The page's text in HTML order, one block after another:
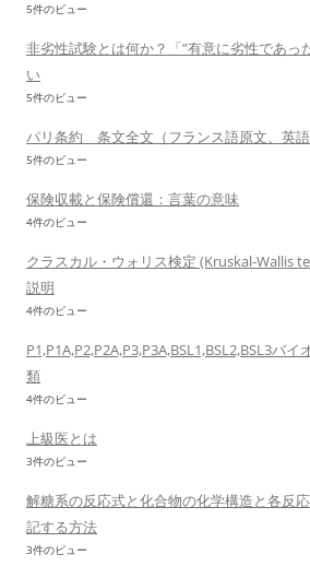
5件のビュー
非劣性試験とは何か？「”有意に劣性であっ
い
5件のビュー
パリ条約 条文全文（フランス語原文、英語
5件のビュー
保険収載と保険償還：言葉の意味
4件のビュー
クラスカル・ウォリス検定 (Kruskal-Wallis
説明
4件のビュー
P1,P1A,P2,P2A,P3,P3A,BSL1,BSL2,BSL3バ
類
4件のビュー
上級医とは
3件のビュー
解糖系の反応式と化合物の化学構造と各反
記する方法
3件のビュー